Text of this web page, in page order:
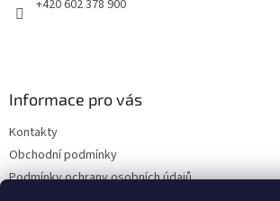
+420 602 378 900
Informace pro vás
Kontakty
Obchodní podmínky
Podmínky ochrany osobních údajů